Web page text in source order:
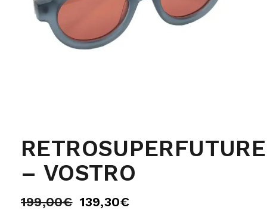
RETROSUPERFUTURE
– VOSTRO
199,00€ 139,30€